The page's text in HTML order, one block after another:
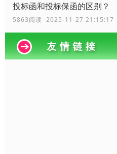
投标函和投标保函的区别？
5863阅读 2025-11-27 21:15:17